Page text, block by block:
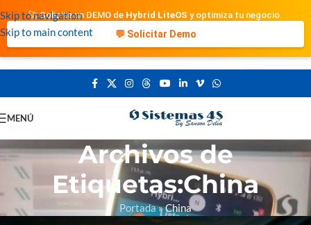
Skip to navigation
Skip to main content
🚀 Solicita un DEMO de Hybrid LiteOS y optimiza tu negocio.
💬 Solicitar Demo
MENÚ
Archivos de
Etiquetas:China
Portada»China